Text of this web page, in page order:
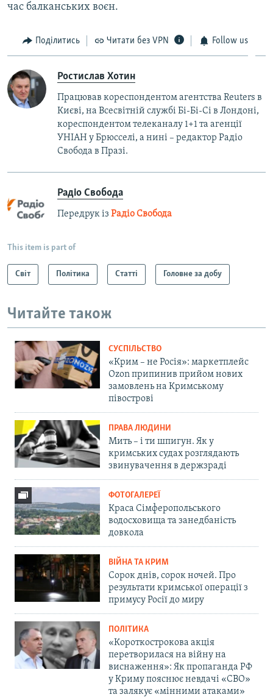
час балканських воєн.
Поділитись Читати без VPN Follow us
Ростислав Хотин
Працював кореспондентом агентства Reuters в
Києві, на Всесвітній службі Бі-Бі-Сі в Лондоні,
кореспондентом телеканалу 1+1 та агенції
УНІАН у Брюсселі, а нині – редактор Радіо
Свобода в Празі.
Радіо Свобода
Передрук із Радіо Свобода
This item is part of
Світ Політика Статті Головне за добу
Читайте також
СУСПІЛЬСТВО
«Крим – не Росія»: маркетплейс
Ozon припинив прийом нових
замовлень на Кримському
півострові
ПРАВА ЛЮДИНИ
Мить – і ти шпигун. Як у
кримських судах розглядають
звинувачення в держзраді
ФОТОГАЛЕРЕЇ
Краса Сімферопольського
водосховища та занедбаність
довкола
ВІЙНА ТА КРИМ
Сорок днів, сорок ночей. Про
результати кримської операції з
примусу Росії до миру
ПОЛІТИКА
«Короткострокова акція
перетворилася на війну на
виснаження»: Як пропаганда РФ
у Криму пояснює невдачі «СВО»
та залякує «мінними атаками»